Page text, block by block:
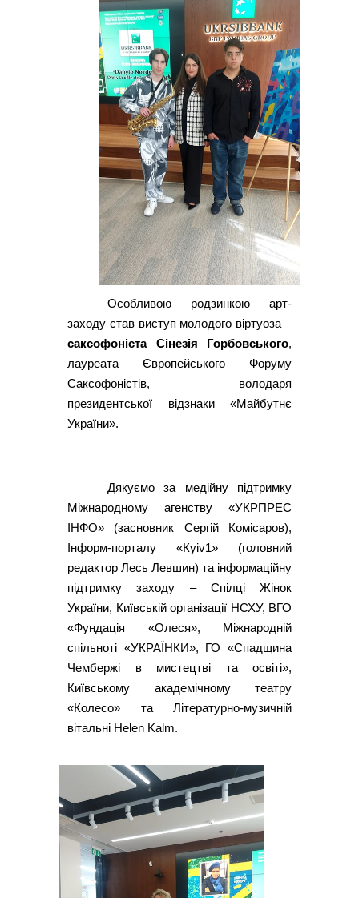
Особливою родзинкою арт-
заходу став виступ молодого віртуоза –
саксофоніста Сінезія Горбовського,
лауреата Європейського Форуму
Саксофоністів, володаря
президентської відзнаки «Майбутнє
України».
Дякуємо за медійну підтримку
Міжнародному агенству «УКРПРЕС
ІНФО» (засновник Сергій Комісаров),
Інформ-порталу «Кyiv1» (головний
редактор Лесь Левшин) та інформаційну
підтримку заходу – Спілці Жінок
України, Київській організації НСХУ, ВГО
«Фундація «Олеся», Міжнародній
спільноті «УКРАЇНКИ», ГО «Спадщина
Чембержі в мистецтві та освіті»,
Київському академічному театру
«Колесо» та Літературно-музичній
вітальні Helen Kalm.